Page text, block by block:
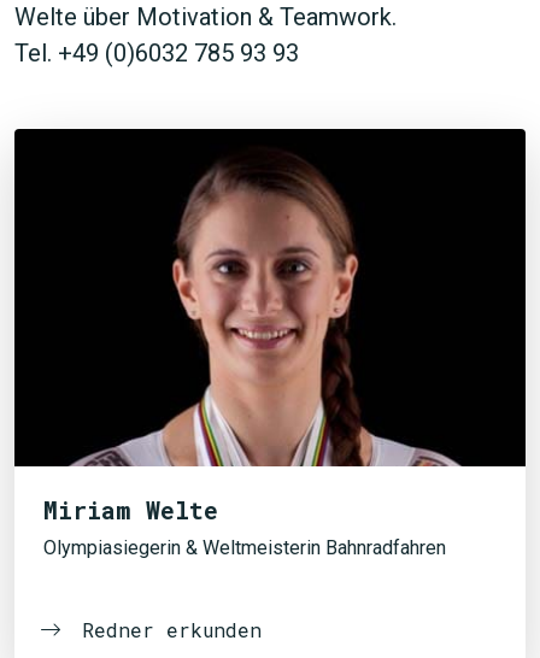
Welte über Motivation & Teamwork.
Tel. +49 (0)6032 785 93 93
Miriam Welte
Olympiasiegerin & Weltmeisterin Bahnradfahren
Redner erkunden
JETZT SUCHEN